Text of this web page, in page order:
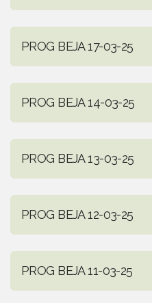
PROG BEJA 17-03-25
PROG BEJA 14-03-25
PROG BEJA 13-03-25
PROG BEJA 12-03-25
PROG BEJA 11-03-25